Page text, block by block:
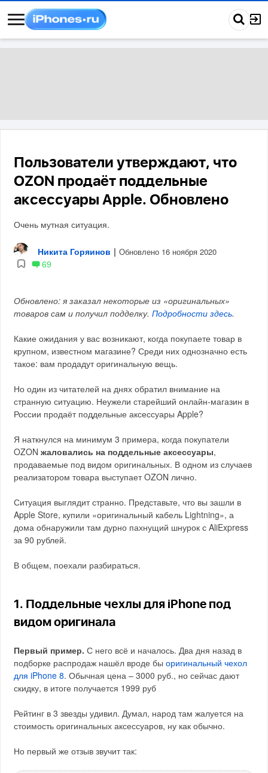
Пользователи утверждают, что
OZON продаёт поддельные
аксессуары Apple. Обновлено
Очень мутная ситуация.
Никита Горяинов | Обновлено 16 ноября 2020
69
Обновлено: я заказал некоторые из «оригинальных»
товаров сам и получил подделку.Подробности здесь.
Какие ожидания у вас возникают, когда покупаете товар в
крупном, известном магазине? Среди них однозначно есть
такое: вам продадут оригинальную вещь.
Но один из читателей на днях обратил внимание на
странную ситуацию. Неужели старейший онлайн-магазин в
России продаёт поддельные аксессуары Apple?
Я наткнулся на минимум 3 примера, когда покупатели
OZONжаловались на поддельные аксессуары,
продаваемые под видом оригинальных. В одном из случаев
реализатором товара выступает OZON лично.
Ситуация выглядит странно. Представьте, что вы зашли в
Apple Store, купили «оригинальный кабель Lightning», а
дома обнаружили там дурно пахнущий шнурок с AliExpress
за 90 рублей.
В общем, поехали разбираться.
1. Поддельные чехлы для iPhone под
видом оригинала
Первый пример. С него всё и началось. Два дня назад в
подборке распродаж нашёл вроде быоригинальный чехол
для iPhone 8. Обычная цена – 3000 руб., но сейчас дают
скидку, в итоге получается 1999 руб
Рейтинг в 3 звезды удивил. Думал, народ там жалуется на
стоимость оригинальных аксессуаров, ну как обычно.
Но первый же отзыв звучит так: